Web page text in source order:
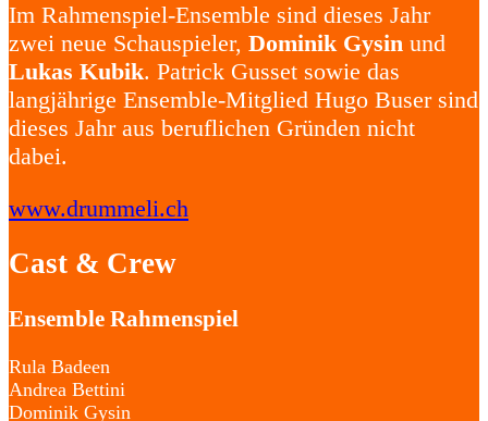
Im Rahmenspiel-Ensemble sind dieses Jahr
zwei neue Schauspieler, Dominik Gysin und
Lukas Kubik. Patrick Gusset sowie das
langjährige Ensemble-Mitglied Hugo Buser sind
dieses Jahr aus beruflichen Gründen nicht
dabei.
www.drummeli.ch
Cast & Crew
Ensemble Rahmenspiel
Rula Badeen
Andrea Bettini
Dominik Gysin